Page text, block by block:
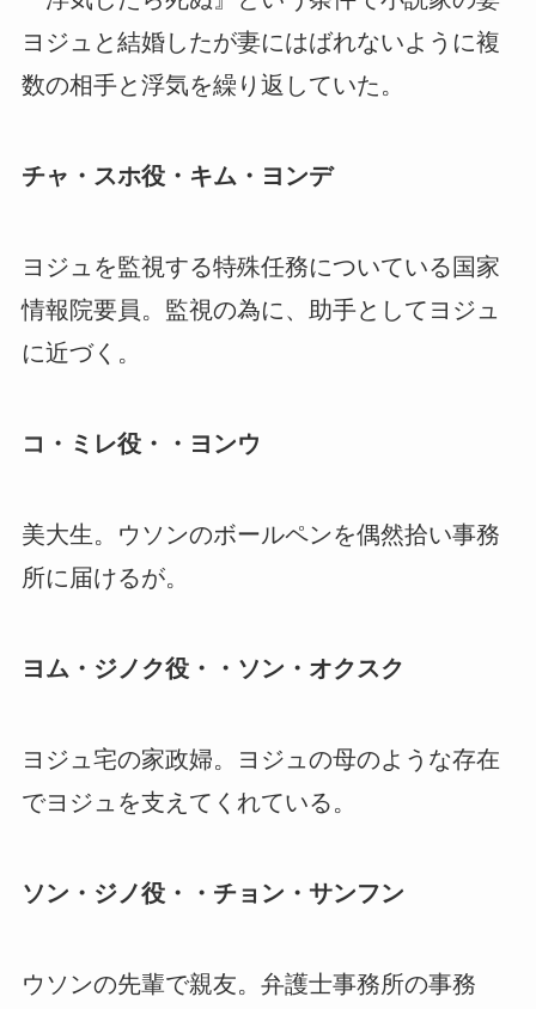
ヨジュと結婚したが妻にはばれないように複
数の相手と浮気を繰り返していた。
チャ・スホ役・キム・ヨンデ
ヨジュを監視する特殊任務についている国家
情報院要員。監視の為に、助手としてヨジュ
に近づく。
コ・ミレ役・・ヨンウ
美大生。ウソンのボールペンを偶然拾い事務
所に届けるが。
ヨム・ジノク役・・ソン・オクスク
ヨジュ宅の家政婦。ヨジュの母のような存在
でヨジュを支えてくれている。
ソン・ジノ役・・チョン・サンフン
ウソンの先輩で親友。弁護士事務所の事務